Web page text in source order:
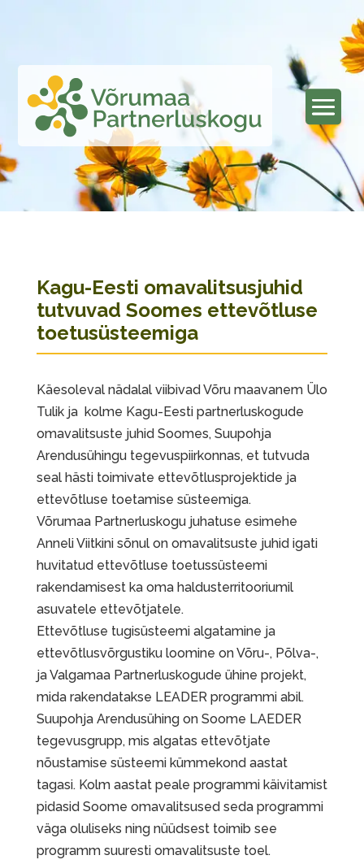
Kagu-Eesti omavalitsusjuhid
tutvuvad Soomes ettevõtluse
toetusüsteemiga
Käesoleval nädalal viibivad Võru maavanem Ülo
Tulik ja kolme Kagu-Eesti partnerluskogude
omavalitsuste juhid Soomes, Suupohja
Arendusühingu tegevuspiirkonnas, et tutvuda
seal hästi toimivate ettevõtlusprojektide ja
ettevõtluse toetamise süsteemiga.
Võrumaa Partnerluskogu juhatuse esimehe
Anneli Viitkini sõnul on omavalitsuste juhid igati
huvitatud ettevõtluse toetussüsteemi
rakendamisest ka oma haldusterritooriumil
asuvatele ettevõtjatele.
Ettevõtluse tugisüsteemi algatamine ja
ettevõtlusvõrgustiku loomine on Võru-, Põlva-,
ja Valgamaa Partnerluskogude ühine projekt,
mida rakendatakse LEADER programmi abil.
Suupohja Arendusühing on Soome LAEDER
tegevusgrupp, mis algatas ettevõtjate
nõustamise süsteemi kümmekond aastat
tagasi. Kolm aastat peale programmi käivitamist
pidasid Soome omavalitsused seda programmi
väga oluliseks ning nüüdsest toimib see
programm suuresti omavalitsuste toel.